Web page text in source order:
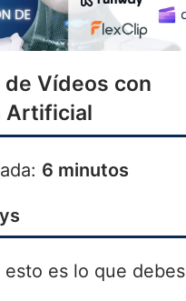
de Vídeos con
Artificial
6 minutos
esto es lo que debes